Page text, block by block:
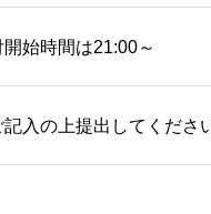
始時間は21:00～
記入の上提出してくださ